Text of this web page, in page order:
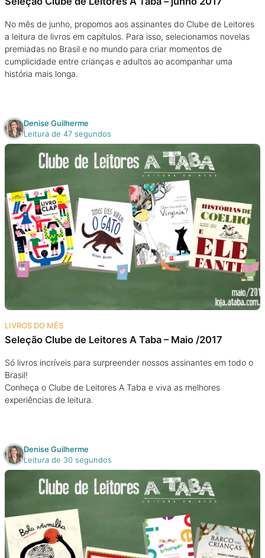
No mês de junho, propomos aos assinantes do Clube de Leitores
a leitura de livros em capítulos. Para isso, selecionamos novelas
premiadas no Brasil e no mundo para criar momentos de
cumplicidade entre crianças e adultos ao acompanhar uma
história mais longa.
Denise Guilherme
Leitura de 47 segundos
LIVROS DO MÊS
Seleção Clube de Leitores A Taba – Maio /2017
Só livros incríveis para surpreender nossos assinantes em todo o
Brasil!
Conheça o Clube de Leitores A Taba e viva as melhores
experiências de leitura.
Denise Guilherme
Leitura de 30 segundos